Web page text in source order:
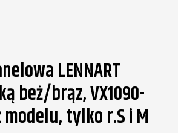
LENNART
beż/brąz, VX1090-
tylko r.S i M